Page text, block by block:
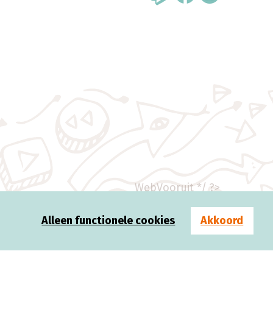
Alleen functionele cookies Akkoord
WebVooruit */ ?>